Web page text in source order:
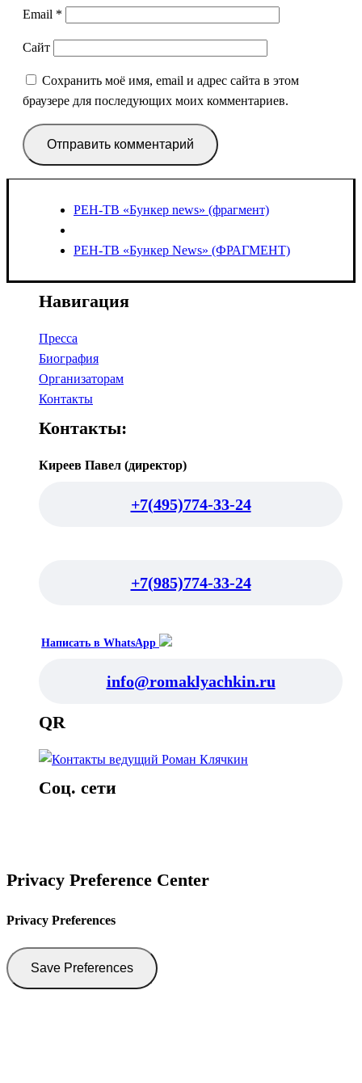
Email *
Сайт
Сохранить моё имя, email и адрес сайта в этом
браузере для последующих моих комментариев.
РЕН-ТВ «Бункер news» (фрагмент)
РЕН-ТВ «Бункер News» (ФРАГМЕНТ)
Навигация
Пресса
Биография
Организаторам
Контакты
Контакты:
Киреев Павел (директор)
+7(495)774-33-24
+7(985)774-33-24
Написать в WhatsApp
info@romaklyachkin.ru
QR
Соц. сети
Privacy Preference Center
Privacy Preferences